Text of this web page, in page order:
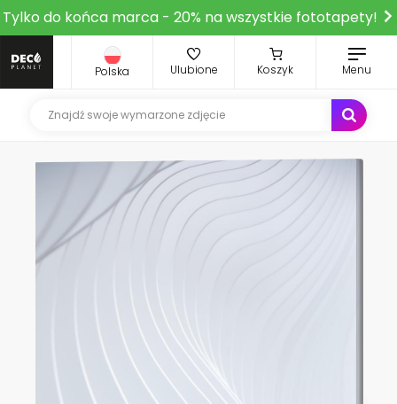
Tylko do końca marca - 20% na wszystkie fototapety!
Polska Ulubione Koszyk Menu